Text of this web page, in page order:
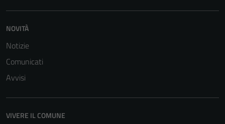
NOVITÀ
Notizie
Comunicati
Avvisi
VIVERE IL COMUNE